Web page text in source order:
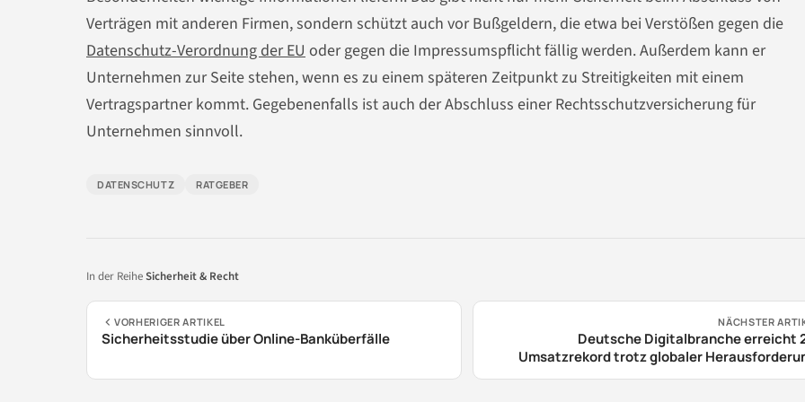
Verträgen mit anderen Firmen, sondern schützt auch vor Bußgeldern, die etwa bei Verstößen gegen die
Datenschutz-Verordnung der EU oder gegen die Impressumspflicht fällig werden. Außerdem kann er
Unternehmen zur Seite stehen, wenn es zu einem späteren Zeitpunkt zu Streitigkeiten mit einem
Vertragspartner kommt. Gegebenenfalls ist auch der Abschluss einer Rechtsschutzversicherung für
Unternehmen sinnvoll.
DATENSCHUTZ RATGEBER
In der ReiheSicherheit & Recht
VORHERIGER ARTIKEL
Sicherheitsstudie über Online-Banküberfälle
NÄCHSTER
Deutsche Digitalbranche erreicht
Umsatzrekord trotz globaler